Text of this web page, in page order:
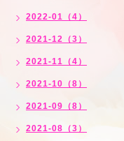
2022-01（4）
2021-12（3）
2021-11（4）
2021-10（8）
2021-09（8）
2021-08（3）